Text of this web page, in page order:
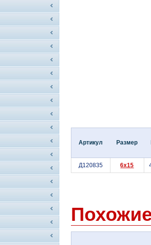
Артикул Размер
Д120835 6x15